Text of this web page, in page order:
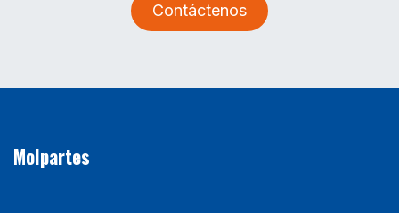
Contáctenos
Molpartes